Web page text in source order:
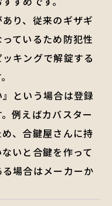
り、従来のギザギ
ているため防犯性
キングで解錠する
という場合は登録
例えばカバスター
、合鍵屋さんに持
いと合鍵を作って
場合はメーカーか